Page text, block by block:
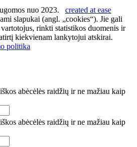
nuo 2023. created at ease
slapukai (angl. „cookies“). Jie gali
rinkti statistikos duomenis ir
kiekvienam lankytojui atskirai.
politika
abėcėlės raidžių ir ne mažiau kaip
abėcėlės raidžių ir ne mažiau kaip